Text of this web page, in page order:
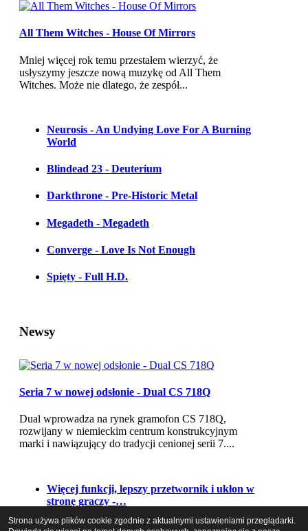
All Them Witches - House Of Mirrors
Mniej więcej rok temu przestałem wierzyć, że
usłyszymy jeszcze nową muzykę od All Them
Witches. Może nie dlatego, że zespół...
Neurosis - An Undying Love For A Burning
World
Blindead 23 - Deuterium
Darkthrone - Pre-Historic Metal
Megadeth - Megadeth
Converge - Love Is Not Enough
Spięty - Full H.D.
Newsy
Seria 7 w nowej odsłonie - Dual CS 718Q
Dual wprowadza na rynek gramofon CS 718Q,
rozwijany w niemieckim centrum konstrukcyjnym
marki i nawiązujący do tradycji cenionej serii 7....
Więcej funkcji, lepszy przetwornik i ukłon w
stronę graczy -…
Dwie koncepcje, ta sama moc - Hegel H200 i
Strona używa plików cookie zgodnie z aktualnymi ustawieniami przeglądarki.